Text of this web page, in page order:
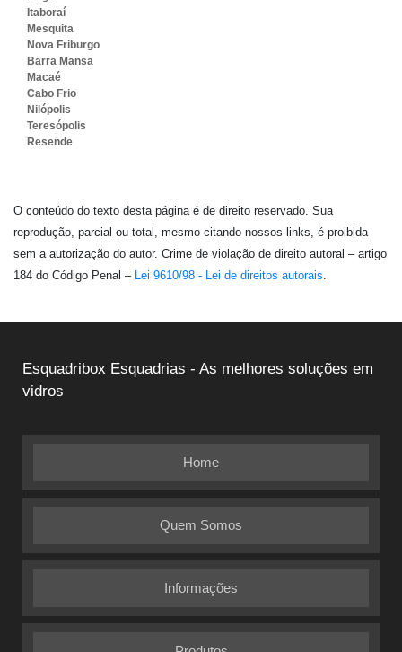
Itaboraí
Mesquita
Nova Friburgo
Barra Mansa
Macaé
Cabo Frio
Nilópolis
Teresópolis
Resende
O conteúdo do texto desta página é de direito reservado. Sua
reprodução, parcial ou total, mesmo citando nossos links, é proibida
sem a autorização do autor. Crime de violação de direito autoral – artigo
184 do Código Penal – Lei 9610/98 - Lei de direitos autorais.
Esquadribox Esquadrias - As melhores soluções em
vidros
Home
Quem Somos
Informações